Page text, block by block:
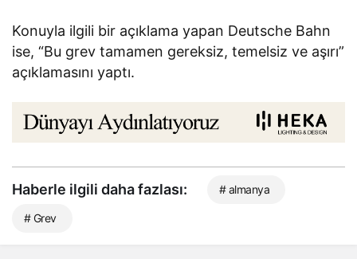
Konuyla ilgili bir açıklama yapan Deutsche Bahn
ise, “Bu grev tamamen gereksiz, temelsiz ve aşırı”
açıklamasını yaptı.
Haberle ilgili daha fazlası: # almanya
# Grev